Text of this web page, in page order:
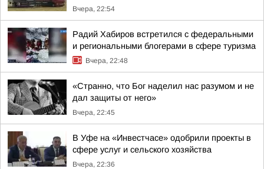
Вчера, 22:54
Радий Хабиров встретился с федеральными
и региональными блогерами в сфере туризма
Вчера, 22:48
«Странно, что Бог наделил нас разумом и не
дал защиты от него»
Вчера, 22:45
В Уфе на «Инвестчасе» одобрили проекты в
сфере услуг и сельского хозяйства
Вчера, 22:36